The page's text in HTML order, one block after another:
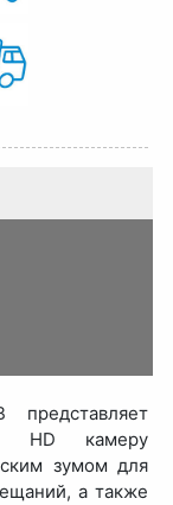
представляет
HD камеру
зумом для
а также